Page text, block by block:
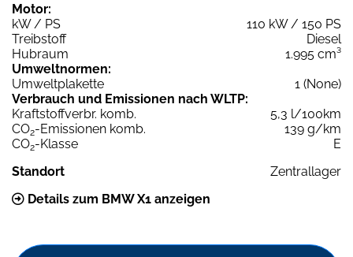
Motor:
kW / PS
110 kW / 150 PS
Treibstoff
Diesel
Hubraum
1.995 cm³
Umweltnormen:
Umweltplakette
1 (None)
Verbrauch und Emissionen nach WLTP:
Kraftstoffverbr. komb.
5,3 l/100km
CO2-Emissionen komb.
139 g/km
CO2-Klasse
E
Standort
Zentrallager
Details zum BMW X1 anzeigen